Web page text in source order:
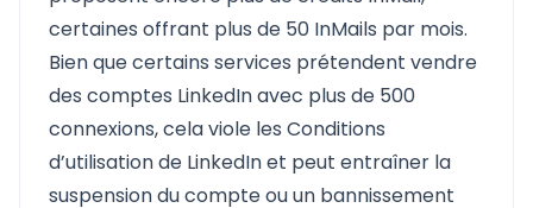
certaines offrant plus de 50 InMails par mois.
Bien que certains services prétendent vendre
des comptes LinkedIn avec plus de 500
connexions, cela viole les Conditions
d’utilisation de LinkedIn et peut entraîner la
suspension du compte ou un bannissement